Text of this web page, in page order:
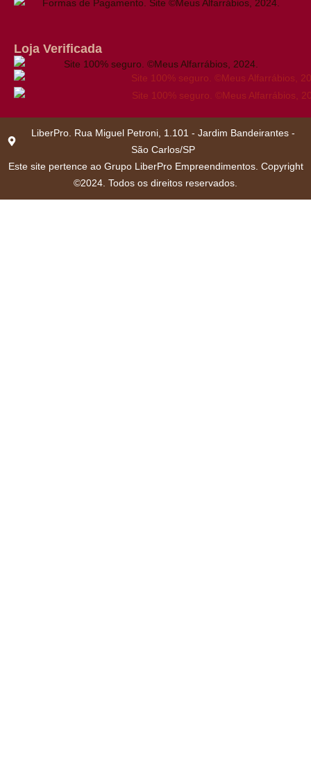
Loja Verificada
LiberPro. Rua Miguel Petroni, 1.101 - Jardim Bandeirantes -
São Carlos/SP
Este site pertence ao Grupo LiberPro Empreendimentos. Copyright
©2024. Todos os direitos reservados.